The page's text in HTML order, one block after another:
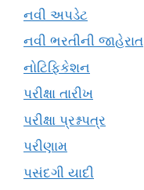
નવી અપડેટ
નવી ભરતીની જાહેરાત
નોટિફિકેશન
પરીક્ષા તારીખ
પરીક્ષા પ્રશ્નપત્ર
પરીણામ
પસંદગી યાદી